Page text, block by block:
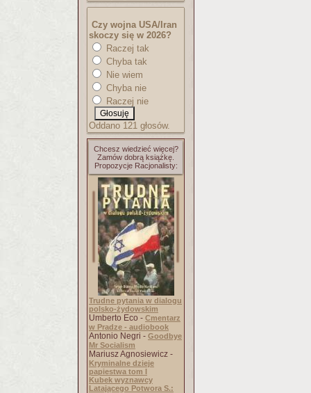
Czy wojna USA/Iran
skoczy się w 2026?
Raczej tak
Chyba tak
Nie wiem
Chyba nie
Raczej nie
Oddano 121 głosów.
Chcesz wiedzieć więcej?
Zamów dobrą książkę.
Propozycje Racjonalisty:
Trudne pytania w dialogu
polsko-żydowskim
Umberto Eco - Cmentarz
w Pradze - audiobook
Antonio Negri - Goodbye
Mr Socialism
Mariusz Agnosiewicz -
Kryminalne dzieje
papiestwa tom I
Kubek wyznawcy
Latającego Potwora S.: